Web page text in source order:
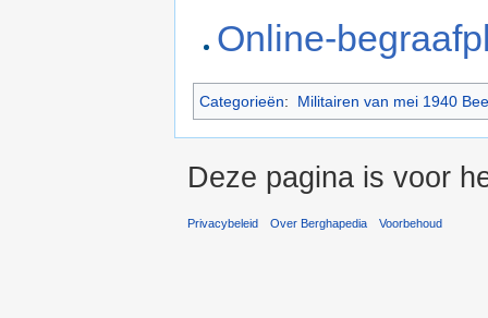
Online-
Categorieën: Militairen van mei 1940
Deze pagina is voor
Privacybeleid Over Berghapedia Voorbehoud